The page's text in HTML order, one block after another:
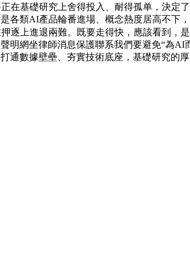
在基礎研究上舍得投入、耐得孤单，決
各類AI產品輪番進場、概念熱度居高不下
上進退兩難。既要走得快，應該看到，
明網坐律師消息保護聯系我們要避免“為
通數據壁壘、夯實技術底座，基礎研究的厚